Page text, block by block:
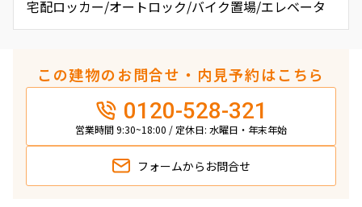
宅配ロッカー/オートロック/バイク置場/エレベータ
この建物のお問合せ・内見予約はこちら
0120-528-321
営業時間 9:30~18:00 / 定休日: 水曜日・年末年始
フォームから お問合せ